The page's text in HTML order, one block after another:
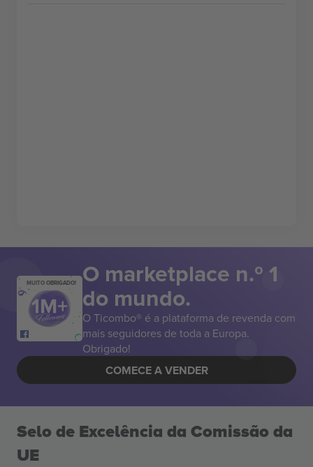
MUITO OBRIGADO! O marketplace n.º 1
do mundo.
O Ticombo® é a plataforma de revenda com
mais seguidores de toda a Europa.
Obrigado!
COMECE A VENDER
Selo de Excelência da Comissão da
UE